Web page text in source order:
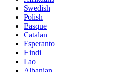
Swedish
Polish
Basque
Catalan
Esperanto
Hindi
Lao